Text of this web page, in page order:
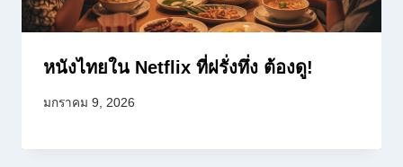
หนังไทยใน Netflix ที่ฝรั่งทึ่ง ต้องดู!
มกราคม 9, 2026